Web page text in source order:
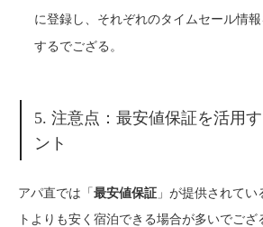
に登録し、それぞれのタイムセール情
するでござる。
5. 注意点：最安値保証を活用
ント
アパ直では「最安値保証 」が提供されて
トよりも安く宿泊できる場合が多いでご